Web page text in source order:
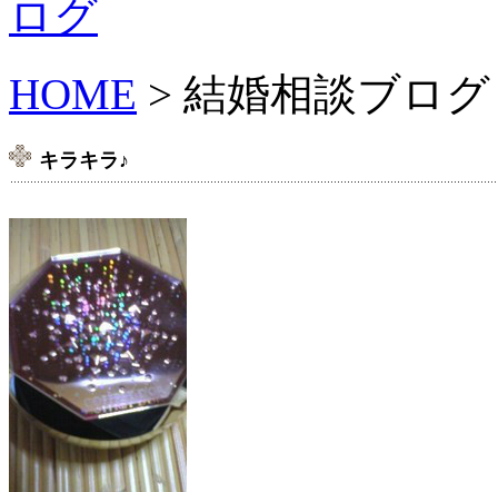
HOME > 結婚相談ブログ
キラキラ♪